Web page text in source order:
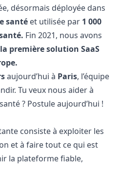
désormais déployée dans
santé et utilisée par 1 000
Fin 2021, nous avons
première solution SaaS
aujourd’hui à Paris, l’équipe
Tu veux nous aider à
? Postule aujourd’hui !
consiste à exploiter les
et à faire tout ce qui est
la plateforme fiable,